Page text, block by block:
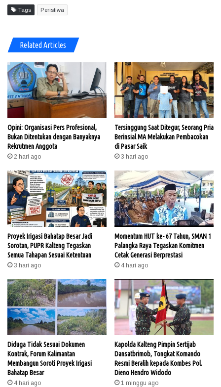
Tags Peristiwa
Related Articles
Opini: Organisasi Pers Profesional,
Bukan Ditentukan dengan Banyaknya
Rekrutmen Anggota
2 hari ago
Tersinggung Saat Ditegur, Seorang Pria
Berinsial MA Melakukan Pembacokan
di Pasar Saik
3 hari ago
Proyek Irigasi Bahatap Besar Jadi
Sorotan, PUPR Kalteng Tegaskan
Semua Tahapan Sesuai Ketentuan
3 hari ago
Momentum HUT ke- 67 Tahun, SMAN 1
Palangka Raya Tegaskan Komitmen
Cetak Generasi Berprestasi
4 hari ago
Diduga Tidak Sesuai Dokumen
Kontrak, Forum Kalimantan
Membangun Soroti Proyek Irigasi
Bahatap Besar
4 hari ago
Kapolda Kalteng Pimpin Sertijab
Dansatbrimob, Tongkat Komando
Resmi Beralih kepada Kombes Pol.
Dieno Hendro Widodo
1 minggu ago